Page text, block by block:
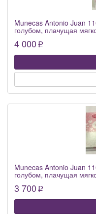
Munecas Antonio Juan
голубом, плачущая
4 000 p
Munecas Antonio Juan
голубом, плачущая
3 700 p